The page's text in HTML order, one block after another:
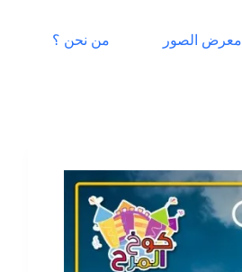
معرض الصور من نحن ؟